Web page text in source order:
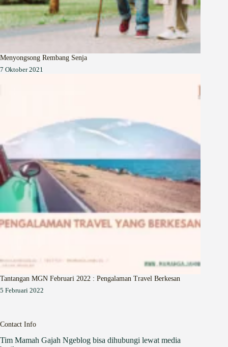
Menyongsong Rembang Senja
7 Oktober 2021
Tantangan MGN Februari 2022 : Pengalaman Travel Berkesan
5 Februari 2022
Contact Info
Tim Mamah Gajah Ngeblog bisa dihubungi lewat media